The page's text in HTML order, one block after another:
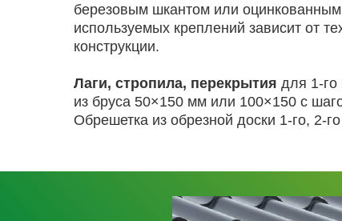
березовым шкантом или
используемых креплений зависит от
конструкции.
Лаги, стропила, перекрытия для 1-го
из бруса 50×150 мм или 100×150 с
Обрешетка из обрезной доски 1-го, 2-